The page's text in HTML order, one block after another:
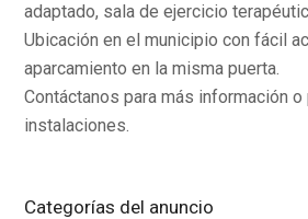
adaptado, sala de ejercicio
Ubicación en el municipio con fácil
aparcamiento en la misma puerta.
Contáctanos para más información
instalaciones.
Categorías del anuncio